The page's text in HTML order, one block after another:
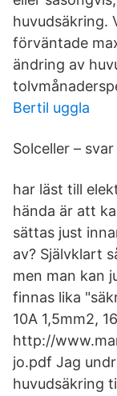
huvudsäkring.
förväntade
ändring av
Bertil uggla
Solceller –
har läst till
hända är att
sättas just
av? Självklart
men man kan
finnas lika
10A 1,5mm2,
http://
jo.pdf Jag
huvudsäkring